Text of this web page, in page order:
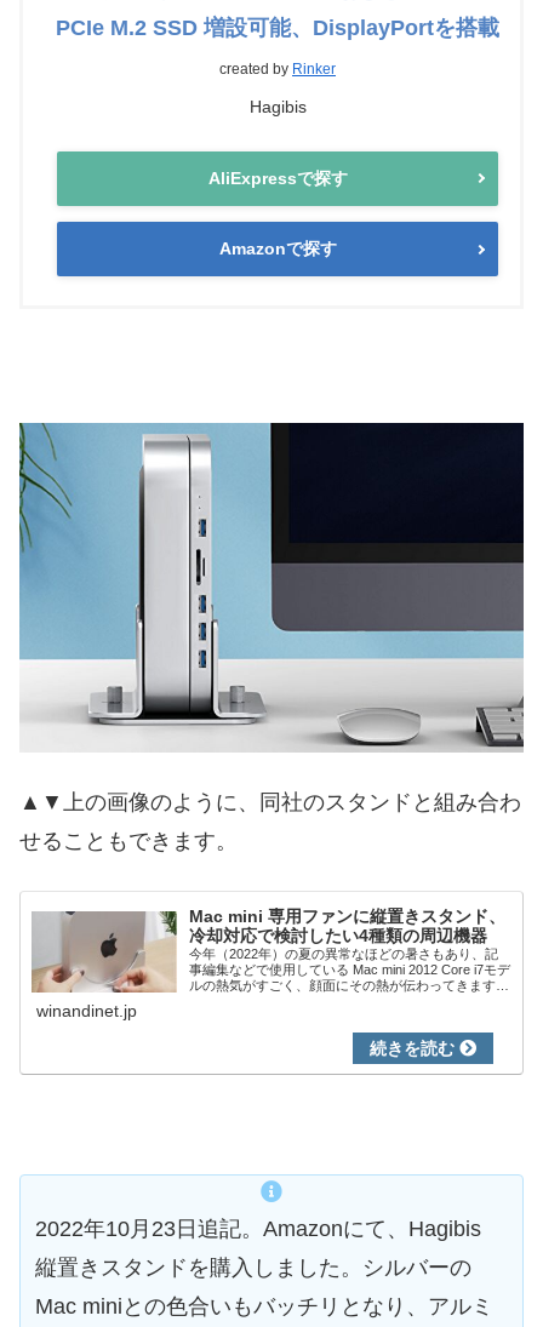
PCIe M.2 SSD 増設可能、DisplayPortを搭載
created by Rinker
Hagibis
AliExpressで探す
Amazonで探す
▲▼上の画像のように、同社のスタンドと組み合わ
せることもできます。
Mac mini 専用ファンに縦置きスタンド、
冷却対応で検討したい4種類の周辺機器
今年（2022年）の夏の異常なほどの暑さもあり、記
事編集などで使用している Mac mini 2012 Core i7モデ
ルの熱気がすごく、顔面にその熱が伝わってきます。
winandinet.jp
2022年10月23日追記。Amazonにて、Hagibis
縦置きスタンドを購入しました。シルバーの
Mac miniとの色合いもバッチリとなり、アルミ